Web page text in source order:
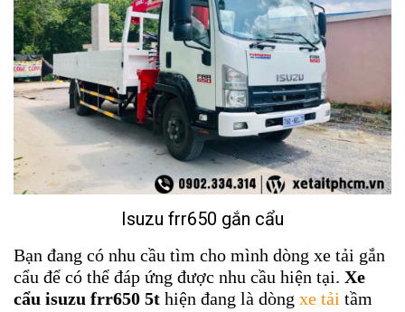
Isuzu frr650 gắn cẩu
Bạn đang có nhu cầu tìm cho mình dòng xe tải gắn
cẩu để có thể đáp ứng được nhu cầu hiện tại. Xe
cẩu isuzu frr650 5t hiện đang là dòng xe tải tầm